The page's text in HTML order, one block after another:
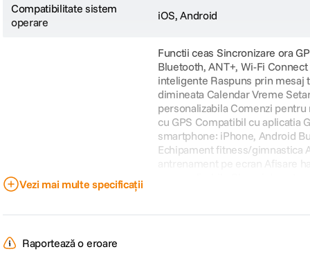
Compatibilitate sistem
operare
iOS, Android
Functii ceas Sincronizare ora GPS Ora de vara automata Ceas desteptator Temporizator Cronometru Ore rasarit/apus Functii inteligente zilnice Conectivitate: Bluetooth, ANT+, Wi-Fi Connect IQ (fete ceas, campuri de date, widgeturi si aplicatii care pot fi descarcate) Magazinul Connect IQ Store pe dispozitiv Notificari inteligente Raspuns prin mesaj text/respingere apel telefonic prin mesaj text (doar Android) Vezi imagini din notificari pe ceas (numai pentru Android) Raportul de dimineata Calendar Vreme Setarile in timp real se sincronizeaza cu dispozitivul mobil Garmin Connect Economisire baterie - ceas cu energie redusa personalizabila Comenzi pentru muzica Reda si controleaza muzica de pe ceas Localizare telefon Cautare ceas Localizarea telefonului dvs. in timpul unei activitati cu GPS Compatibil cu aplicatia Garmin Messenger Telecomanda VIRB Control inteligent trainer Compatibil cu Garmin Connect mobile Compatibilitate cu smartphone: iPhone, Android Bursa Asistenta pentru apelare telefonica prin Bluetooth si asistent vocal Comanda vocala Red shift mode Garmin Share Echipament fitness/gimnastica Antrenament cardio Antrenamente de forta Antrenamente HIIT Antrenamente de yoga Antrenamente de Pilates Animatii de antrenament pe ecran Afisare harta musculara de antrenament Contorizare automata a repetitiilor Functii de antrenament, planificare si analiza Ecran(e) personalizabile Planuri de antrenament care pot fi descarcate Indicatie traseu Zone puls Alerte puls Calorii puls % Puls max. % RPul Durata de recuperare Puls max. automat Widget/informatii rapide cursa Stare HRV Testul de stres HRV (masoara variatia pulsului dvs. in timp ce stati nemiscat 3 minute, pentru a va oferi un nivel de stres estimat; intervalul de masurare este de 1 la 100; scorurile mai mici indica niveluri de stres mai scazute) (cu accesoriu compatibil) Transmitere Puls (transmite datele despre puls prin ANT+ catre dispozitivele
Vezi mai multe specificații
Raportează o eroare